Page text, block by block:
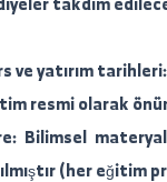
Dönüş: Eğitim
3. Ödüller: Kurs
hediyeler takdim